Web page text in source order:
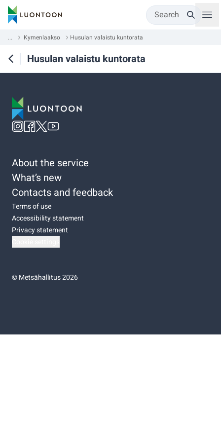
Search
... Kymenlaakso Husulan valaistu kuntorata
Husulan valaistu kuntorata
About the service
What’s new
Contacts and feedback
Terms of use
Accessibility statement
Privacy statement
©Metsähallitus 2026